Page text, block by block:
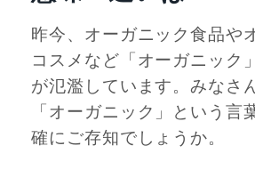
昨今、オーガニック食品や
コスメなど「オーガニック
が氾濫しています。みなさ
「オーガニック」という言
確にご存知でしょうか。